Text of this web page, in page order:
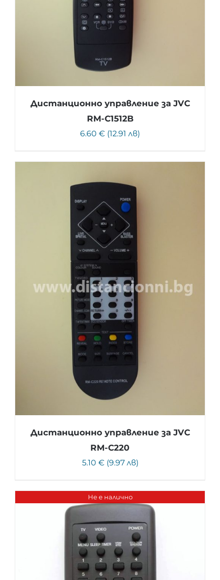
Дистанционно управление за JVC
RM-C1512B
6.60 € (12.91 лв)
Дистанционно управление за JVC
RM-C220
5.10 € (9.97 лв)
Не е налично